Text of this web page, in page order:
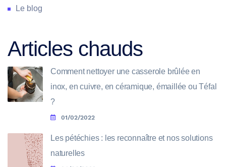
Le blog
Articles chauds
Comment nettoyer une casserole brûlée en
inox, en cuivre, en céramique, émaillée ou Téfal
?
01/02/2022
Les pétéchies : les reconnaître et nos solutions
naturelles